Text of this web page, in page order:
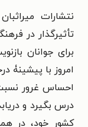
نتشارات
تأثیرگذار در
برای جوانان
امروز با پیشینۀ
احساس غرور
درس بگیرد و
کشور خود، در